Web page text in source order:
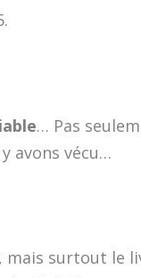
… Pas
avons vécu…
mais surtout le